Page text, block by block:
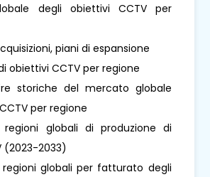
degli obiettivi CCTV per
piani di espansione
obiettivi CCTV per regione
storiche del mercato globale
per regione
regioni globali di produzione di
(2023-2033)
regioni globali per fatturato degli